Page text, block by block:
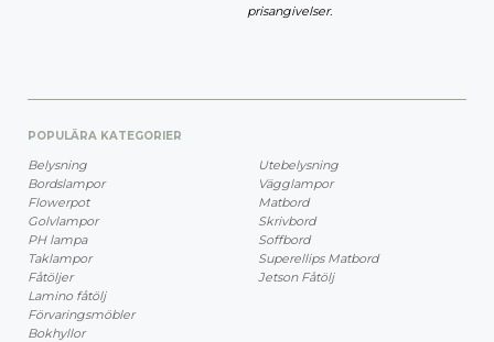
prisangivelser.
POPULÄRA KATEGORIER
Belysning
Bordslampor
Flowerpot
Golvlampor
PH lampa
Taklampor
Fåtöljer
Lamino fåtölj
Förvaringsmöbler
Bokhyllor
Utebelysning
Vägglampor
Matbord
Skrivbord
Soffbord
Superellips Matbord
Jetson Fåtölj